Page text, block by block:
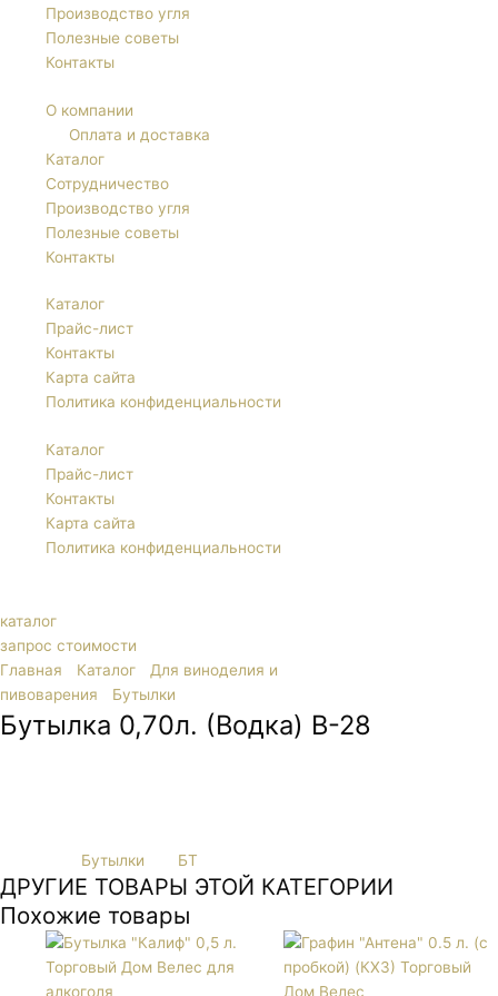
Производство угля
Полезные советы
Контакты
О компании
Оплата и доставка
Каталог
Сотрудничество
Производство угля
Полезные советы
Контакты
Каталог
Прайс-лист
Контакты
Карта сайта
Политика конфиденциальности
Каталог
Прайс-лист
Контакты
Карта сайта
Политика конфиденциальности
каталог
запрос стоимости
Главная
Каталог
Для виноделия и
пивоварения
Бутылки
Бутылка 0,70л. (Водка) В-28
Бутылки БТ
ДРУГИЕ ТОВАРЫ ЭТОЙ КАТЕГОРИИ
Похожие товары